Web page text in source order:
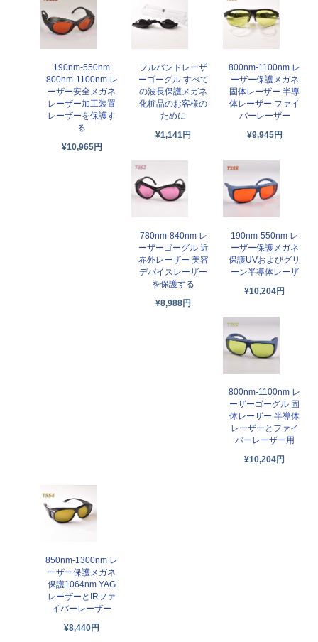
190nm-550nm
800nm-1100nm レ
ーザー安全メガネ
レーザー加工装置
レーザーを保護す
る
¥10,965円
フルバンドレーザ
ーゴーグル すべて
の波長保護メガネ
化粧品のお客様の
ために
¥1,141円
800nm-1100nm レ
ーザー保護メガネ
固体レーザー 半導
体レーザー ファイ
バーレーザー
¥9,945円
780nm-840nm レ
ーザーゴーグル 近
赤外レーザー 美容
デバイスレーザー
を保護する
¥8,988円
190nm-550nm レ
ーザー保護メガネ
保護UVおよびグリ
ーン半導体レーザ
¥10,204円
800nm-1100nm レ
ーザーゴーグル 固
体レーザー 半導体
レーザーとファイ
バーレーザー用
¥10,204円
850nm-1300nm レ
ーザー保護メガネ
保護1064nm YAG
レーザーとIRファ
イバーレーザー
¥8,440円